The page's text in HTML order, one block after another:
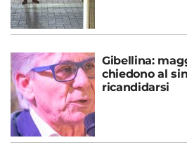
Gibellina:
chiedono al
ricandidarsi